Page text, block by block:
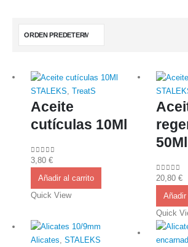
STALEKS TreatS
Aceite
cutículas 10Ml
0out of 5
3,80 €
Añadir al carrito
Quick View
50Ml
0out of 5
20,80 €
Quick
Alicates, STALEKS